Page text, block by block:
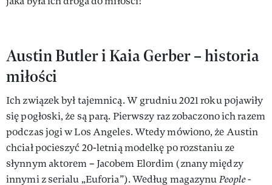
Austin Butler i Kaia Gerber – historia
miłości
Ich związek był tajemnicą. W grudniu 2021 roku pojawiły
się pogłoski, że są parą. Pierwszy raz zobaczono ich razem
podczas jogi w Los Angeles. Wtedy mówiono, że Austin
chciał pocieszyć 20-letnią modelkę po rozstaniu ze
słynnym aktorem – Jacobem Elordim (znany między
innymi z serialu „Euforia”). Według magazynuPeople -